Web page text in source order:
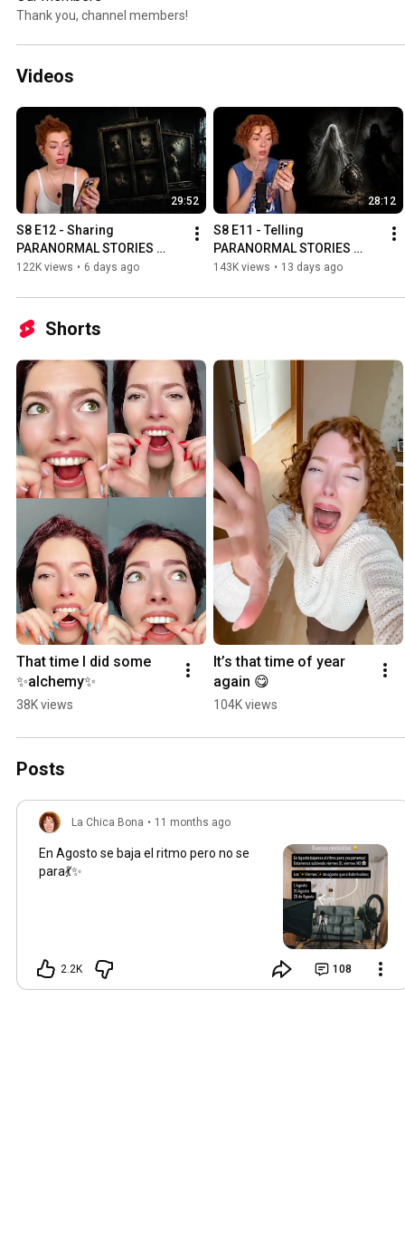
Thank you, channel members!
Videos
29:52
S8 E12 - Sharing
PARANORMAL STORIES
from my followers | La
122K views • 6 days ago
28:12
S8 E11 - Telling
PARANORMAL STORIES
from my followers | La
143K views • 13 days ago
Shorts
That time I did some
✨alchemy✨
38K views
It’s that time of year
again 😋
104K views
Posts
La Chica Bona • 11 months ago
En Agosto se baja el ritmo pero no se
para💃✨
2.2K 108